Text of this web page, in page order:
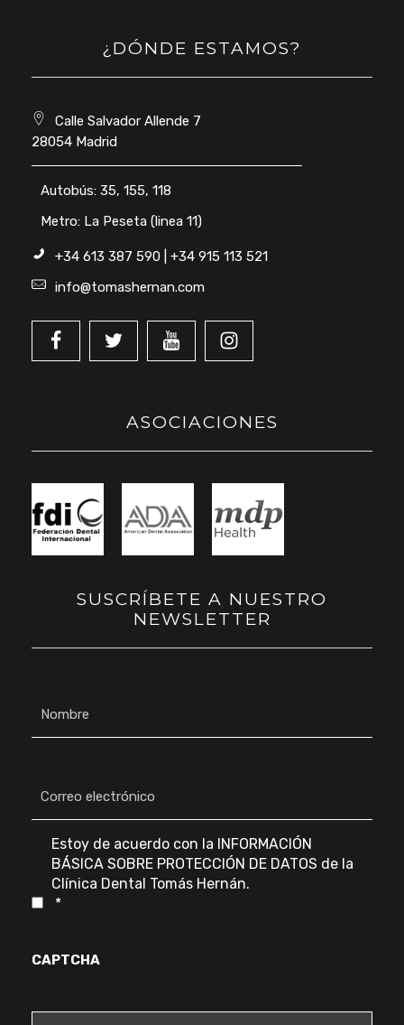
¿DÓNDE ESTAMOS?
Calle Salvador Allende 7
28054 Madrid
Autobús: 35, 155, 118
Metro: La Peseta (linea 11)
+34 613 387 590 | +34 915 113 521
info@tomashernan.com
ASOCIACIONES
SUSCRÍBETE A NUESTRO
NEWSLETTER
m
b
*
r
e
r
i
s
e
i
e
Estoy de acuerdo con la INFORMACIÓN
BÁSICA SOBRE PROTECCIÓN DE DATOS de la
Clínica Dental Tomás Hernán.
*
CAPTCHA